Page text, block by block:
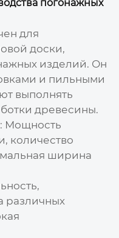
погонажных
для
доски,
изделий. Он
и пильными
выполнять
древесины.
Мощность
количество
ширина
различных